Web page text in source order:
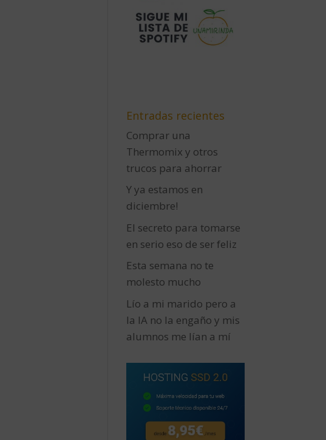
Entradas recientes
Comprar una
Thermomix y otros
trucos para ahorrar
Y ya estamos en
diciembre!
El secreto para tomarse
en serio eso de ser feliz
Esta semana no te
molesto mucho
Lío a mi marido pero a
la IA no la engaño y mis
alumnos me lían a mí